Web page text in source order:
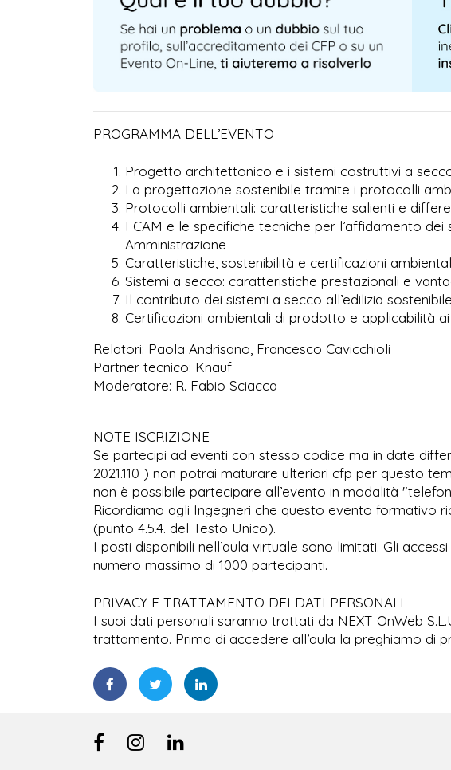
PROGRAMMA DELL’EVENTO
Progetto architettonico e i sistemi costruttivi a
La progettazione sostenibile tramite i protocolli
Protocolli ambientali: caratteristiche salienti e
I CAM e le specifiche tecniche per l’affidamento
Amministrazione
Caratteristiche, sostenibilità e certificazioni
Sistemi a secco: caratteristiche prestazionali e
Il contributo dei sistemi a secco all’edilizia sostenibile
Certificazioni ambientali di prodotto e applicabilità
Relatori: Paola Andrisano, Francesco Cavicchioli
Partner tecnico: Knauf
Moderatore: R. Fabio Sciacca
NOTE ISCRIZIONE
Se partecipi ad eventi con stesso codice ma in date
2021.110 ) non potrai maturare ulteriori cfp per questo
non è possibile partecipare all’evento in modalità
Ricordiamo agli Ingegneri che questo evento formativo
(punto 4.5.4. del Testo Unico).
I posti disponibili nell’aula virtuale sono limitati. Gli
numero massimo di 1000 partecipanti.
PRIVACY E TRATTAMENTO DEI DATI PERSONALI
I suoi dati personali saranno trattati da NEXT OnWeb
trattamento. Prima di accedere all’aula la preghiamo di